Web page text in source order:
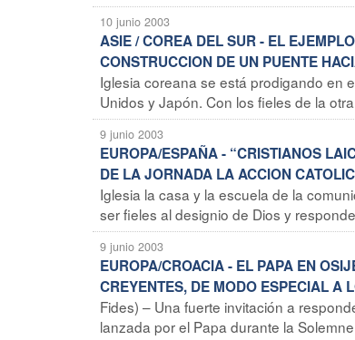
10 junio 2003
ASIE / COREA DEL SUR - EL
CONSTRUCCION DE UN PUENTE
Iglesia coreana se está prodigando en
Unidos y Japón. Con los fieles de la
9 junio 2003
EUROPA/ESPAÑA - “CRISTIANOS
DE LA JORNADA LA ACCION
Iglesia la casa y la escuela de la
ser fieles al designio de Dios y
9 junio 2003
EUROPA/CROACIA - EL PAPA EN
CREYENTES, DE MODO ESPECIAL A
Fides) – Una fuerte invitación a
lanzada por el Papa durante la